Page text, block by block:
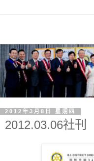
2012年3月8日 星期四
2012.03.06社刊